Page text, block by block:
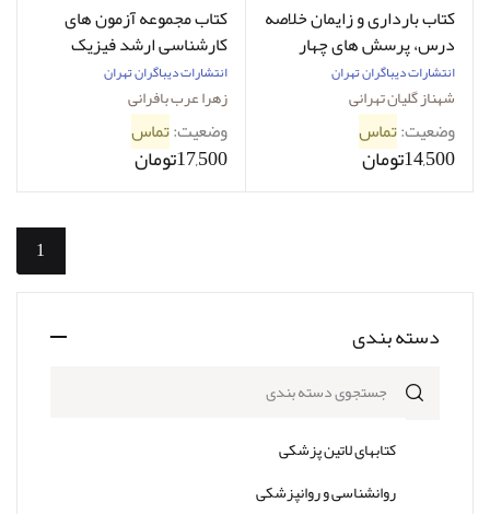
دسته بندی
کتابهای لاتین پزشکی
روانشناسی و روانپزشکی
کتاب بارداری و زایمان خلاصه
درس، پرسش های چهار
گزینه ای و پاسخ های
تشریحی ویژه آزمون های
کارشناسی ارشد مامایی و
دکترای بهداشت باروری
انتشارات دیباگران تهران
شهناز گلیان تهرانی
وضعیت:تماس
14,500تومان
کتاب مجموعه آزمون های
کارشناسی ارشد فیزیک
پزشکی
انتشارات دیباگران تهران
زهرا عرب بافرانی
وضعیت:تماس
17,500تومان
1